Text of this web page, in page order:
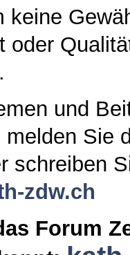
keine
oder
und
Sie
schreiben
zdw.ch
Forum